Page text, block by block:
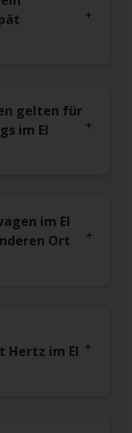
gelten für
im El
im El
Ort
Hertz im El